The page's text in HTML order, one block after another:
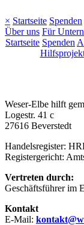
× Startseite Spenden
Über uns Für
Startseite Spenden
Weser-Elbe hilft
Logestr. 41 c
27616 Beverstedt
Handelsregister:
Registergericht:
Vertreten durch:
Geschäftsführer im
Kontakt
E-Mail: